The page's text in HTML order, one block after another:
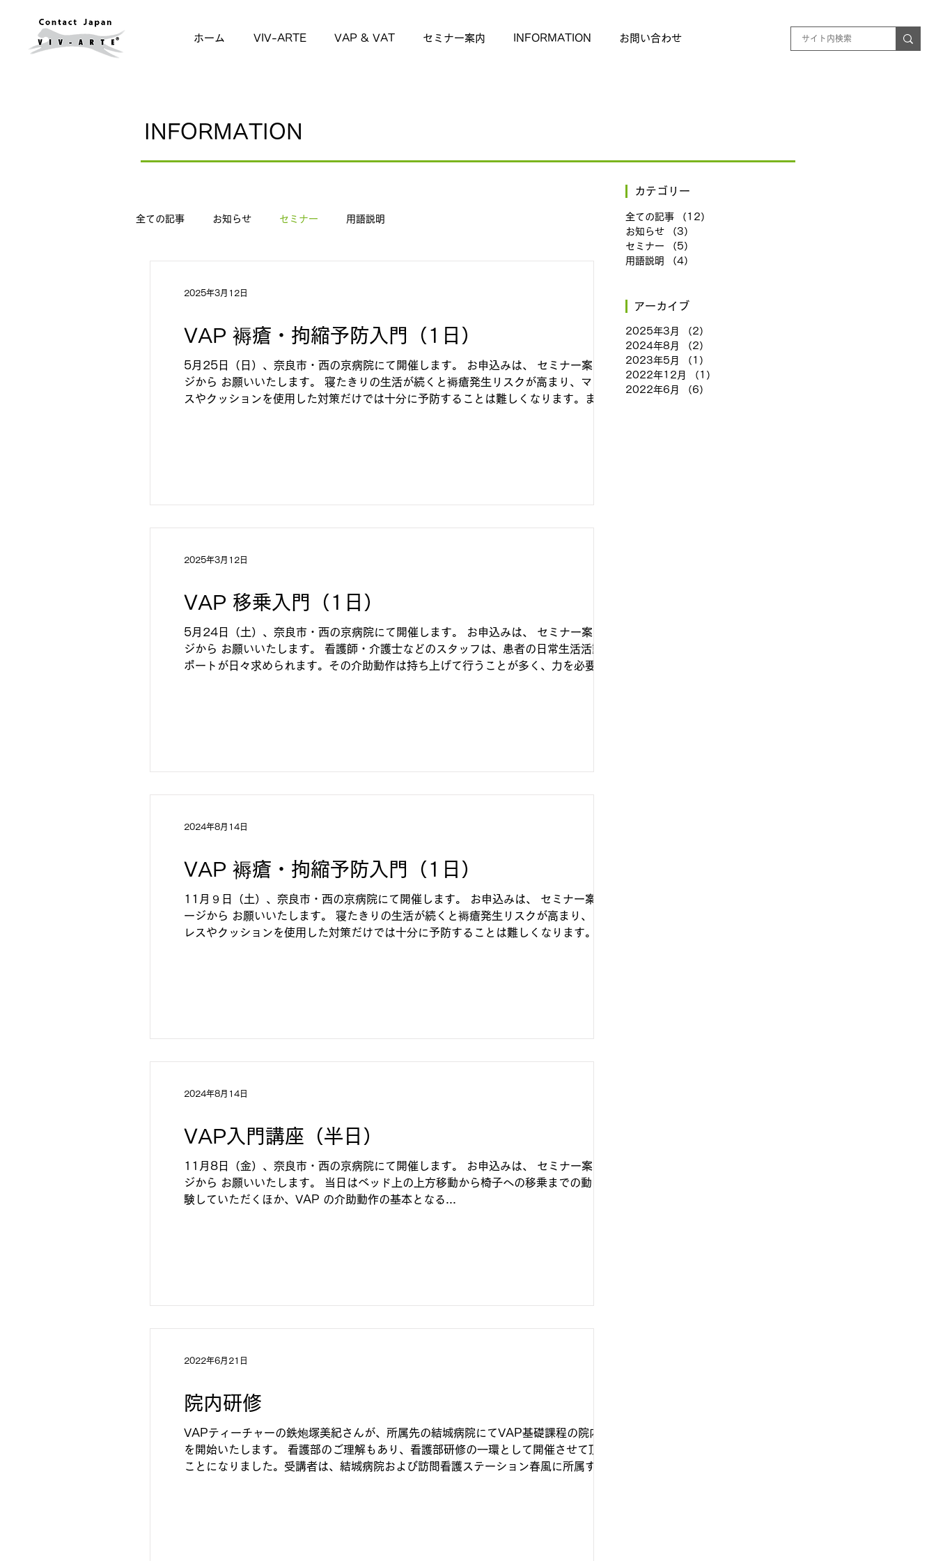
ホーム VIV-ARTE VAP & VAT セミナー案内 INFORMATION お問い合わせ
INFORMATION
全ての記事 お知らせ セミナー 用語説明
VAP 褥瘡・拘縮予防入門（1日）
5月25日（日）、奈良市・西の京病院にて開催します。 お申込みは、 セミナー案内ペー
ジから お願いいたします。 寝たきりの生活が続くと褥瘡発生リスクが高まり、マットレ
スやクッションを使用した対策だけでは十分に予防することは難しくなります。また、
2025年3月12日
VAP 移乗入門（1日）
5月24日（土）、奈良市・西の京病院にて開催します。 お申込みは、 セミナー案内ペー
ジから お願いいたします。 看護師・介護士などのスタッフは、患者の日常生活活動のサ
ポートが日々求められます。その介助動作は持ち上げて行うことが多く、力を必要とす
2025年3月12日
VAP 褥瘡・拘縮予防入門（1日）
11月９日（土）、奈良市・西の京病院にて開催します。 お申込みは、 セミナー案内ペ
ージから お願いいたします。 寝たきりの生活が続くと褥瘡発生リスクが高まり、マット
レスやクッションを使用した対策だけでは十分に予防することは難しくなります。ま
2024年8月14日
VAP入門講座（半日）
11月8日（金）、奈良市・西の京病院にて開催します。 お申込みは、 セミナー案内ペー
ジから お願いいたします。 当日はベッド上の上方移動から椅子への移乗までの動きを体
験していただくほか、VAP の介助動作の基本となる...
2024年8月14日
院内研修
VAPティーチャーの鉄炮塚美紀さんが、所属先の結城病院にてVAP基礎課程の院内研修
を開始いたします。 看護部のご理解もあり、看護部研修の一環として開催させて頂ける
ことになりました。受講者は、結城病院および訪問看護ステーション春風に所属する看
2022年6月21日
カテゴリー
全ての記事 （12）
お知らせ
（3）
セミナー
（5）
用語説明
（4）
​アーカイブ
2025年3月 （2）
2024年8月
（2）
2023年5月
（1）
2022年12月
（1）
2022年6月
（6）